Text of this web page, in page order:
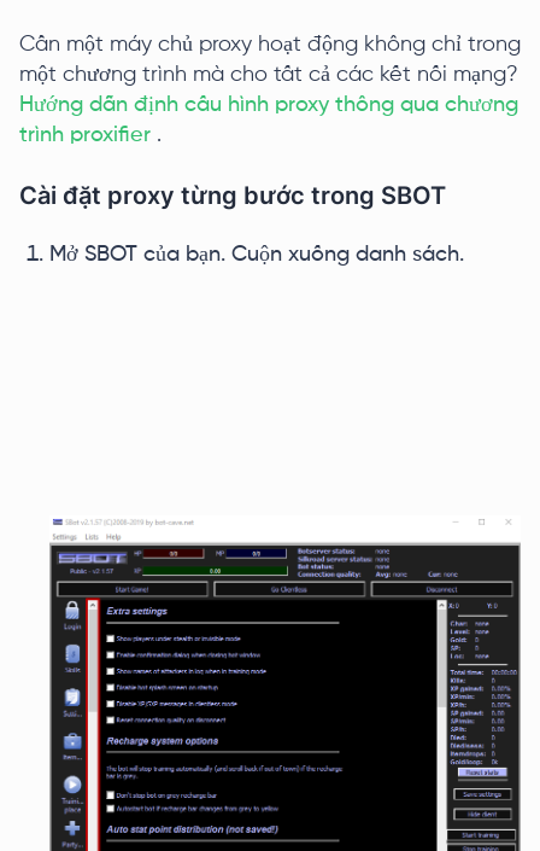
Cần một máy chủ proxy hoạt động không chỉ trong
một chương trình mà cho tất cả các kết nối mạng?
Hướng dẫn định cấu hình proxy thông qua chương
trình proxifier .
Cài đặt proxy từng bước trong SBOT
Mở SBOT của bạn. Cuộn xuống danh sách.